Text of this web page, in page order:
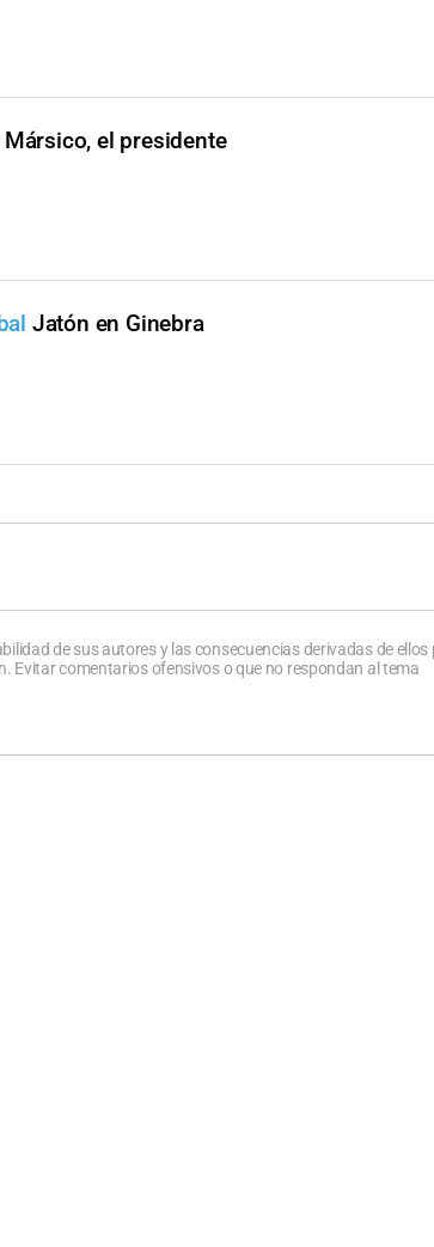
Mársico, el presidente
Jatón en Ginebra
de sus autores y las consecuencias derivadas de ellos
Evitar comentarios ofensivos o que no respondan al tema